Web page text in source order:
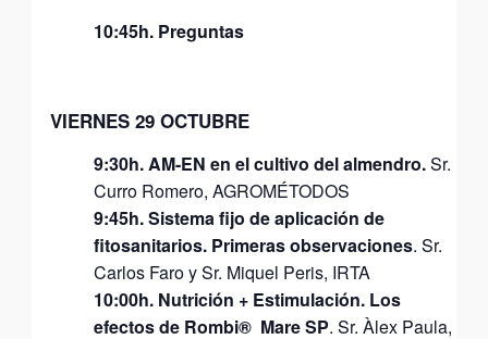
10:45h. Preguntas
VIERNES 29 OCTUBRE
9:30h. AM-EN en el cultivo del almendro.Sr.
Curro Romero, AGROMÉTODOS
9:45h.Sistema fijo de aplicación de
fitosanitarios. Primeras observaciones. Sr.
Carlos Faro y Sr. Miquel Peris, IRTA
10:00h. Nutrición + Estimulación. Los
efectos de Rombi® Mare SP. Sr. Àlex Paula,